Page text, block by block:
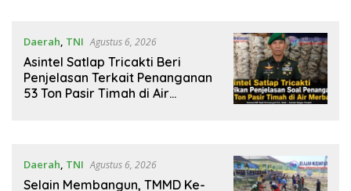
Daerah, TNI Agustus 6, 2026
Asintel Satlap Tricakti Beri
Penjelasan Terkait Penanganan
53 Ton Pasir Timah di Air
Daerah, TNI Agustus 6, 2026
Selain Membangun, TMMD Ke-